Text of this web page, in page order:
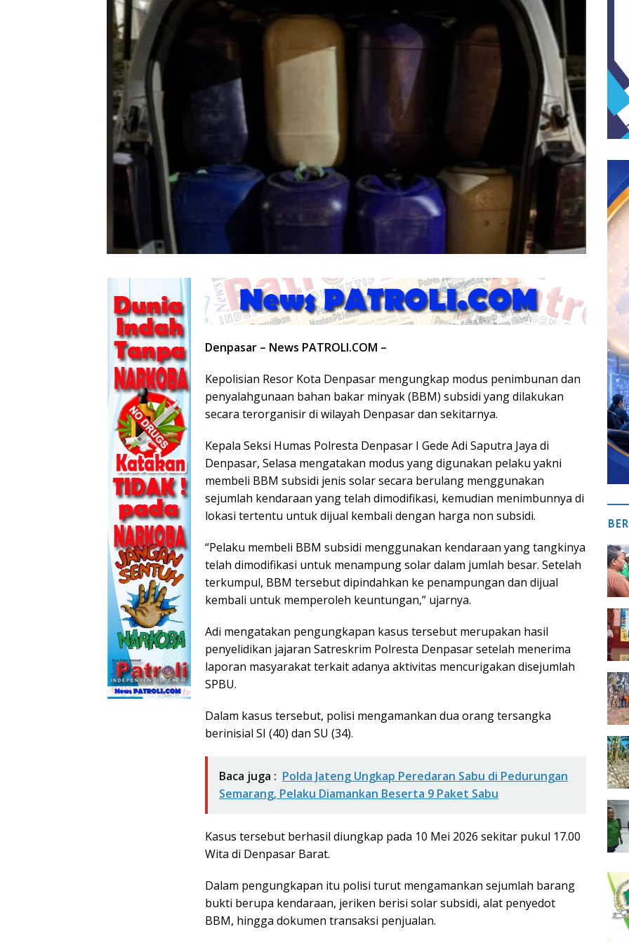
Denpasar – News PATROLI.COM –
Kepolisian Resor Kota Denpasar mengungkap modus penimbunan dan
penyalahgunaan bahan bakar minyak (BBM) subsidi yang dilakukan
secara terorganisir di wilayah Denpasar dan sekitarnya.
Kepala Seksi Humas Polresta Denpasar I Gede Adi Saputra Jaya di
Denpasar, Selasa mengatakan modus yang digunakan pelaku yakni
membeli BBM subsidi jenis solar secara berulang menggunakan
sejumlah kendaraan yang telah dimodifikasi, kemudian menimbunnya di
lokasi tertentu untuk dijual kembali dengan harga non subsidi.
“Pelaku membeli BBM subsidi menggunakan kendaraan yang tangkinya
telah dimodifikasi untuk menampung solar dalam jumlah besar. Setelah
terkumpul, BBM tersebut dipindahkan ke penampungan dan dijual
kembali untuk memperoleh keuntungan,” ujarnya.
Adi mengatakan pengungkapan kasus tersebut merupakan hasil
penyelidikan jajaran Satreskrim Polresta Denpasar setelah menerima
laporan masyarakat terkait adanya aktivitas mencurigakan disejumlah
SPBU.
Dalam kasus tersebut, polisi mengamankan dua orang tersangka
berinisial SI (40) dan SU (34).
Baca juga : Polda Jateng Ungkap Peredaran Sabu di Pedurungan
Semarang, Pelaku Diamankan Beserta 9 Paket Sabu
Kasus tersebut berhasil diungkap pada 10 Mei 2026 sekitar pukul 17.00
Wita di Denpasar Barat.
Dalam pengungkapan itu polisi turut mengamankan sejumlah barang
bukti berupa kendaraan, jeriken berisi solar subsidi, alat penyedot
BBM, hingga dokumen transaksi penjualan.